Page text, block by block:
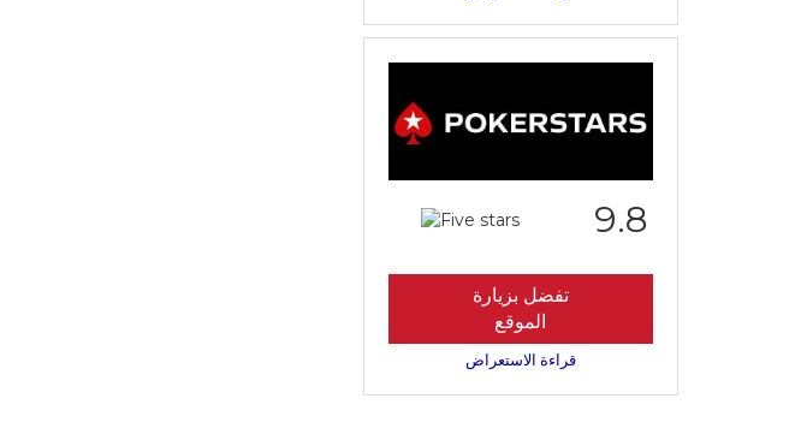
9.8
تفضل بزيارة
الموقع
قراءة الاستعراض